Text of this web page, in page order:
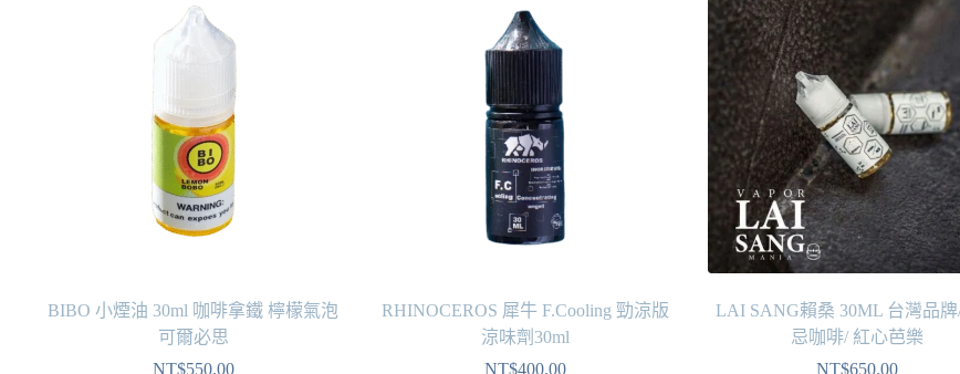
BIBO 小煙油 30ml 咖啡拿鐵 檸檬氣泡
可爾必思
NT$550.00
RHINOCEROS 犀牛 F.Cooling 勁涼版
涼味劑30ml
NT$400.00
LAI SANG賴桑 30ML 台灣品
忌咖啡/ 紅心芭樂
NT$650.00